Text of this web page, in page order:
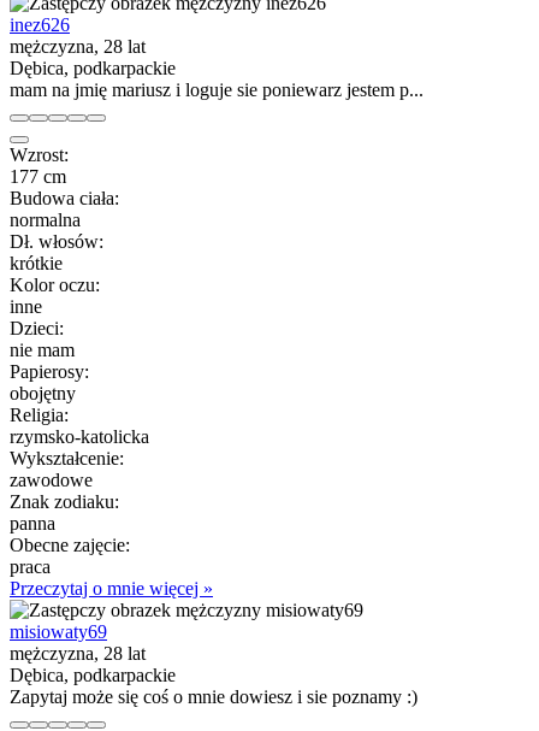
inez626
mężczyzna, 28 lat
Dębica, podkarpackie
mam na jmię mariusz i loguje sie poniewarz jestem p...
Wzrost:
177 cm
Budowa ciała:
normalna
Dł. włosów:
krótkie
Kolor oczu:
inne
Dzieci:
nie mam
Papierosy:
obojętny
Religia:
rzymsko-katolicka
Wykształcenie:
zawodowe
Znak zodiaku:
panna
Obecne zajęcie:
praca
Przeczytaj o mnie więcej »
misiowaty69
mężczyzna, 28 lat
Dębica, podkarpackie
Zapytaj może się coś o mnie dowiesz i sie poznamy :)